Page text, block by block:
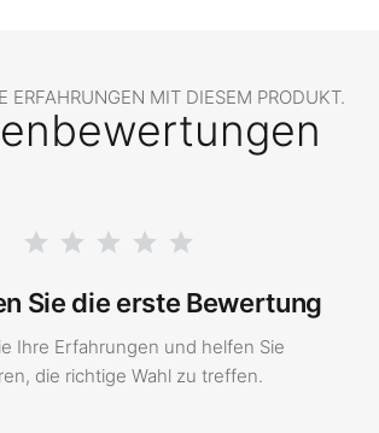
ERFAHRUNGEN MIT DIESEM PRODUKT.
Sie die erste Bewertung
Ihre Erfahrungen und helfen Sie
die richtige Wahl zu treffen.